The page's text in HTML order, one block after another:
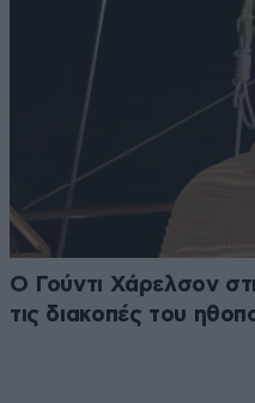
Ο Γούντι Χάρελσον
τις διακοπές του